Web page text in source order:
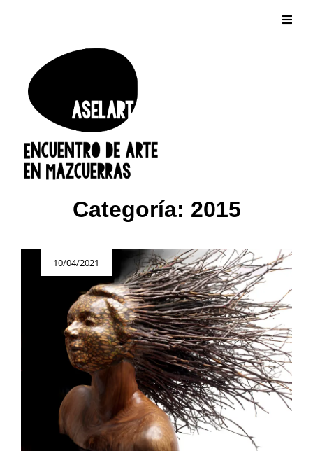
Categoría: 2015
10/04/2021